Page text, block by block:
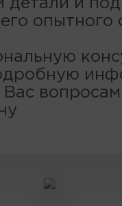
детали и
опытного